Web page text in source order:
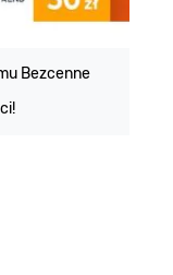
Bezcenne